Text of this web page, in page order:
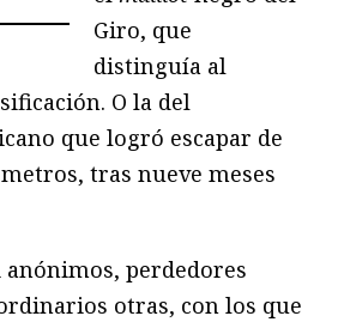
Giro, que
distinguía al
O la del
que logró escapar de
tras nueve meses
anónimos, perdedores
otras, con los que